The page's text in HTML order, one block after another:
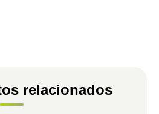
relacionados